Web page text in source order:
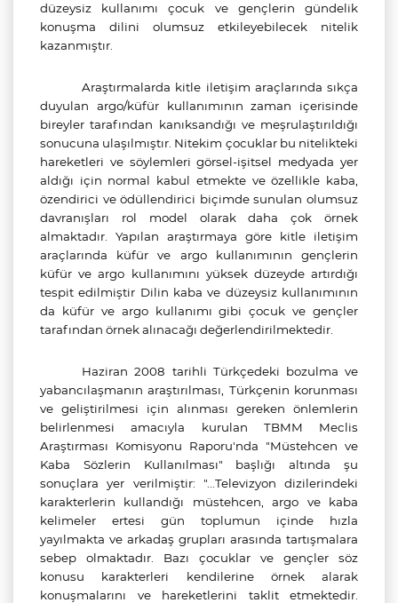
düzeysiz kullanımı çocuk ve gençlerin gündelik
konuşma dilini olumsuz etkileyebilecek nitelik
kazanmıştır.
Araştırmalarda kitle iletişim araçlarında sıkça
duyulan argo/küfür kullanımının zaman içerisinde
bireyler tarafından kanıksandığı ve meşrulaştırıldığı
sonucuna ulaşılmıştır. Nitekim çocuklar bu nitelikteki
hareketleri ve söylemleri görsel-işitsel medyada yer
aldığı için normal kabul etmekte ve özellikle kaba,
özendirici ve ödüllendirici biçimde sunulan olumsuz
davranışları rol model olarak daha çok örnek
almaktadır. Yapılan araştırmaya göre kitle iletişim
araçlarında küfür ve argo kullanımının gençlerin
küfür ve argo kullanımını yüksek düzeyde artırdığı
tespit edilmiştir Dilin kaba ve düzeysiz kullanımının
da küfür ve argo kullanımı gibi çocuk ve gençler
tarafından örnek alınacağı değerlendirilmektedir.
Haziran 2008 tarihli Türkçedeki bozulma ve
yabancılaşmanın araştırılması, Türkçenin korunması
ve geliştirilmesi için alınması gereken önlemlerin
belirlenmesi amacıyla kurulan TBMM Meclis
Araştırması Komisyonu Raporu'nda "Müstehcen ve
Kaba Sözlerin Kullanılması" başlığı altında şu
sonuçlara yer verilmiştir: "...Televizyon dizilerindeki
karakterlerin kullandığı müstehcen, argo ve kaba
kelimeler ertesi gün toplumun içinde hızla
yayılmakta ve arkadaş grupları arasında tartışmalara
sebep olmaktadır. Bazı çocuklar ve gençler söz
konusu karakterleri kendilerine örnek alarak
konuşmalarını ve hareketlerini taklit etmektedir.